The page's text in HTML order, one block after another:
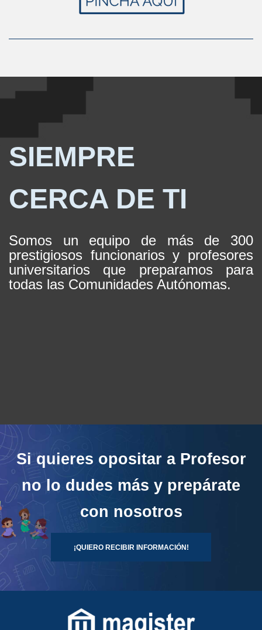
SIEMPRE
CERCA DE TI
Somos un equipo de más de 300
prestigiosos funcionarios y profesores
universitarios que preparamos para
todas las Comunidades Autónomas.
Si quieres opositar a Profesor
no lo dudes más y prepárate
con nosotros
¡QUIERO RECIBIR INFORMACIÓN!